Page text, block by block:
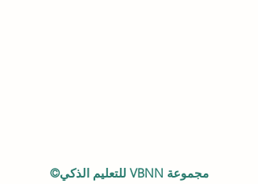
مجموعة VBNN للتعليم الذكي©